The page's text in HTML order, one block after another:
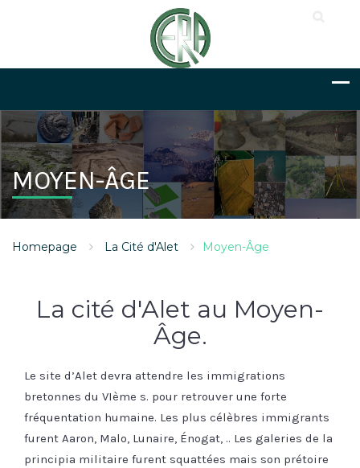
MOYEN-ÂGE
Homepage La Cité d'Alet Moyen-Âge
La cité d'Alet au Moyen-
Âge.
Le site d’Alet devra attendre les immigrations
bretonnes du VIème s. pour retrouver une forte
fréquentation humaine. Les plus célèbres immigrants
furent Aaron, Malo, Lunaire, Énogat, .. Les galeries de la
principia militaire furent squattées mais son prétoire